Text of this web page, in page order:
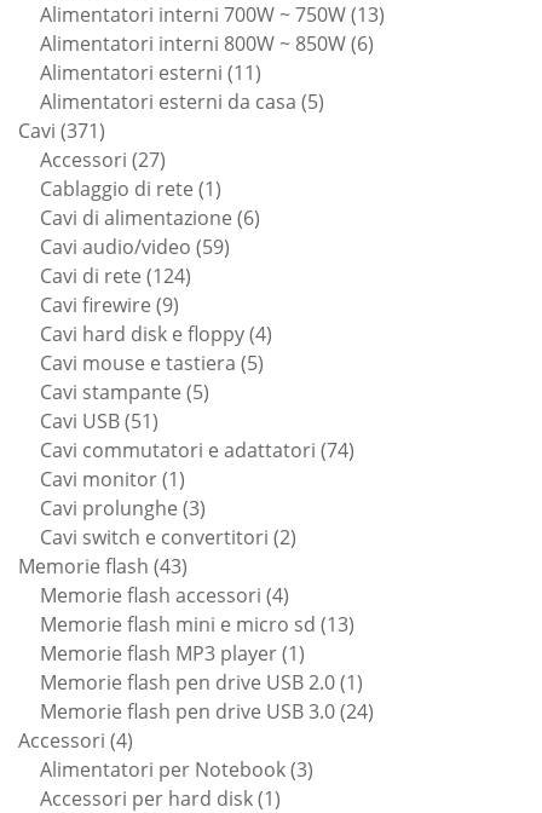
prodotti
Alimentatori interni 700W ~ 750W 1313
Alimentatori interni 800W ~ 850W 66
Alimentatori esterni 1111
prodotti
Alimentatori esterni da casa 55
Cavi 371371
prodotti
Accessori 2727
prodotti
Cablaggio di rete 11
prodotto
Cavi di alimentazione 66
Cavi audio/video 5959
Cavi di rete 124124
Cavi firewire 99
prodotti
Cavi hard disk e floppy 44
Cavi mouse e tastiera 55
Cavi stampante 55
Cavi USB 5151
prodotti
Cavi commutatori e adattatori 7474
Cavi monitor 11
prodotto
Cavi prolunghe 33
prodotti
Cavi switch e convertitori 22
Memorie flash 4343
prodotti
Memorie flash accessori 44
prodotti
Memorie flash mini e micro sd 1313
Memorie flash MP3 player 11
prodotto
Memorie flash pen drive USB 2.0 11
prodotto
Memorie flash pen drive USB 3.0 2424
Accessori 44
prodotti
Alimentatori per Notebook 33
Accessori per hard disk 11